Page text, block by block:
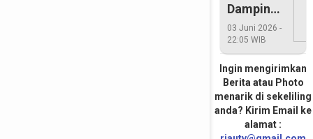
Dampingi
Pemkab
Pelalawan
03 Juni 2026 -
22:05 WIB
Ingin mengirimkan
Berita atau Photo
menarik di sekeliling
anda? Kirim Email ke
alamat :